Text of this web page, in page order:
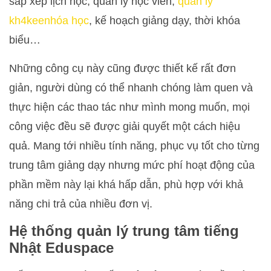
kh4keenhóa học, kế hoạch giảng dạy, thời khóa
biểu…
Những công cụ này cũng được thiết kế rất đơn
giản, người dùng có thể nhanh chóng làm quen và
thực hiện các thao tác như mình mong muốn, mọi
công việc đều sẽ được giải quyết một cách hiệu
quả. Mang tới nhiều tính năng, phục vụ tốt cho từng
trung tâm giảng dạy nhưng mức phí hoạt động của
phần mềm này lại khá hấp dẫn, phù hợp với khả
năng chi trả của nhiều đơn vị.
Hệ thống quản lý trung tâm tiếng
Nhật Eduspace